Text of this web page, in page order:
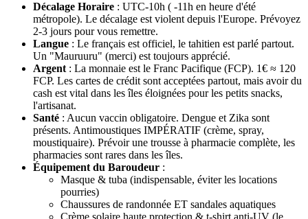
Décalage Horaire : UTC-10h ( -11h en heure d'été
métropole). Le décalage est violent depuis l'Europe. Prévoyez
2-3 jours pour vous remettre.
Langue : Le français est officiel, le tahitien est parlé partout.
Un "Mauruuru" (merci) est toujours apprécié.
Argent : La monnaie est le Franc Pacifique (FCP). 1€ ≈ 120
FCP. Les cartes de crédit sont acceptées partout, mais avoir du
cash est vital dans les îles éloignées pour les petits snacks,
l'artisanat.
Santé : Aucun vaccin obligatoire. Dengue et Zika sont
présents. Antimoustiques IMPÉRATIF (crème, spray,
moustiquaire). Prévoir une trousse à pharmacie complète, les
pharmacies sont rares dans les îles.
Équipement du Baroudeur :
Masque & tuba (indispensable, éviter les locations
pourries)
Chaussures de randonnée ET sandales aquatiques